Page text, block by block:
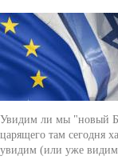
Увидим ли мы "новый
царящего там сегодня
увидим (или уже